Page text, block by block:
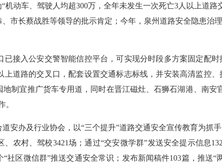
机动车、驾驶人均超300万，全年未发生一次死亡3人以上道
市长蔡战胜等领导的批示肯定；今年，泉州道路安全隐患治
已接入公安交警智能信控平台，可实现分时段多方案固定配
上道路的交叉口，配套设置交通标志标线，并安装高清监控
地制宜推广货车专用道，同时在晋江磁灶、石狮石湖港、南
。
安办及行业协会，以“三个提升”道路交通安全宣传教育为抓
农村、驾校3421场；通过“交安微学群”发送安全提示信息
社区微信群”推送交通安全常识；发布新闻稿件103篇，推送“